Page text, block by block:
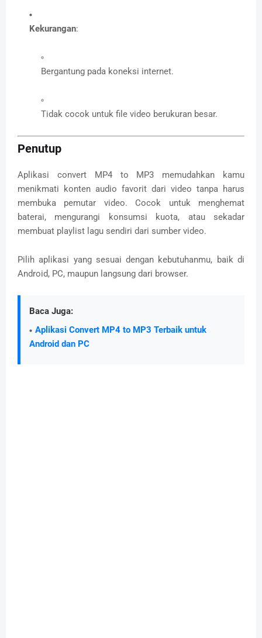
Kekurangan:
Bergantung pada koneksi internet.
Tidak cocok untuk file video berukuran besar.
Penutup
Aplikasi convert MP4 to MP3 memudahkan kamu
menikmati konten audio favorit dari video tanpa harus
membuka pemutar video. Cocok untuk menghemat
baterai, mengurangi konsumsi kuota, atau sekadar
membuat playlist lagu sendiri dari sumber video.
Pilih aplikasi yang sesuai dengan kebutuhanmu, baik di
Android, PC, maupun langsung dari browser.
Baca Juga:
Aplikasi Convert MP4 to MP3 Terbaik untuk
Android dan PC